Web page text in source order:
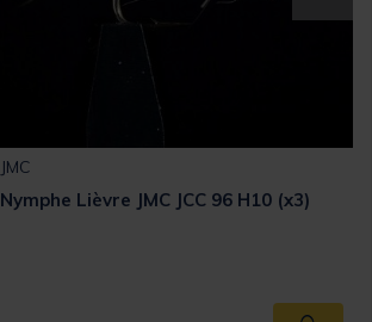
JMC
Nymphe Lièvre JMC JCC 96 H10 (x3)